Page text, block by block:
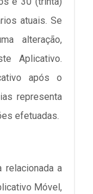
atuais. Se
alteração,
Aplicativo.
após o
representa
efetuadas.
relacionada a
Móvel,